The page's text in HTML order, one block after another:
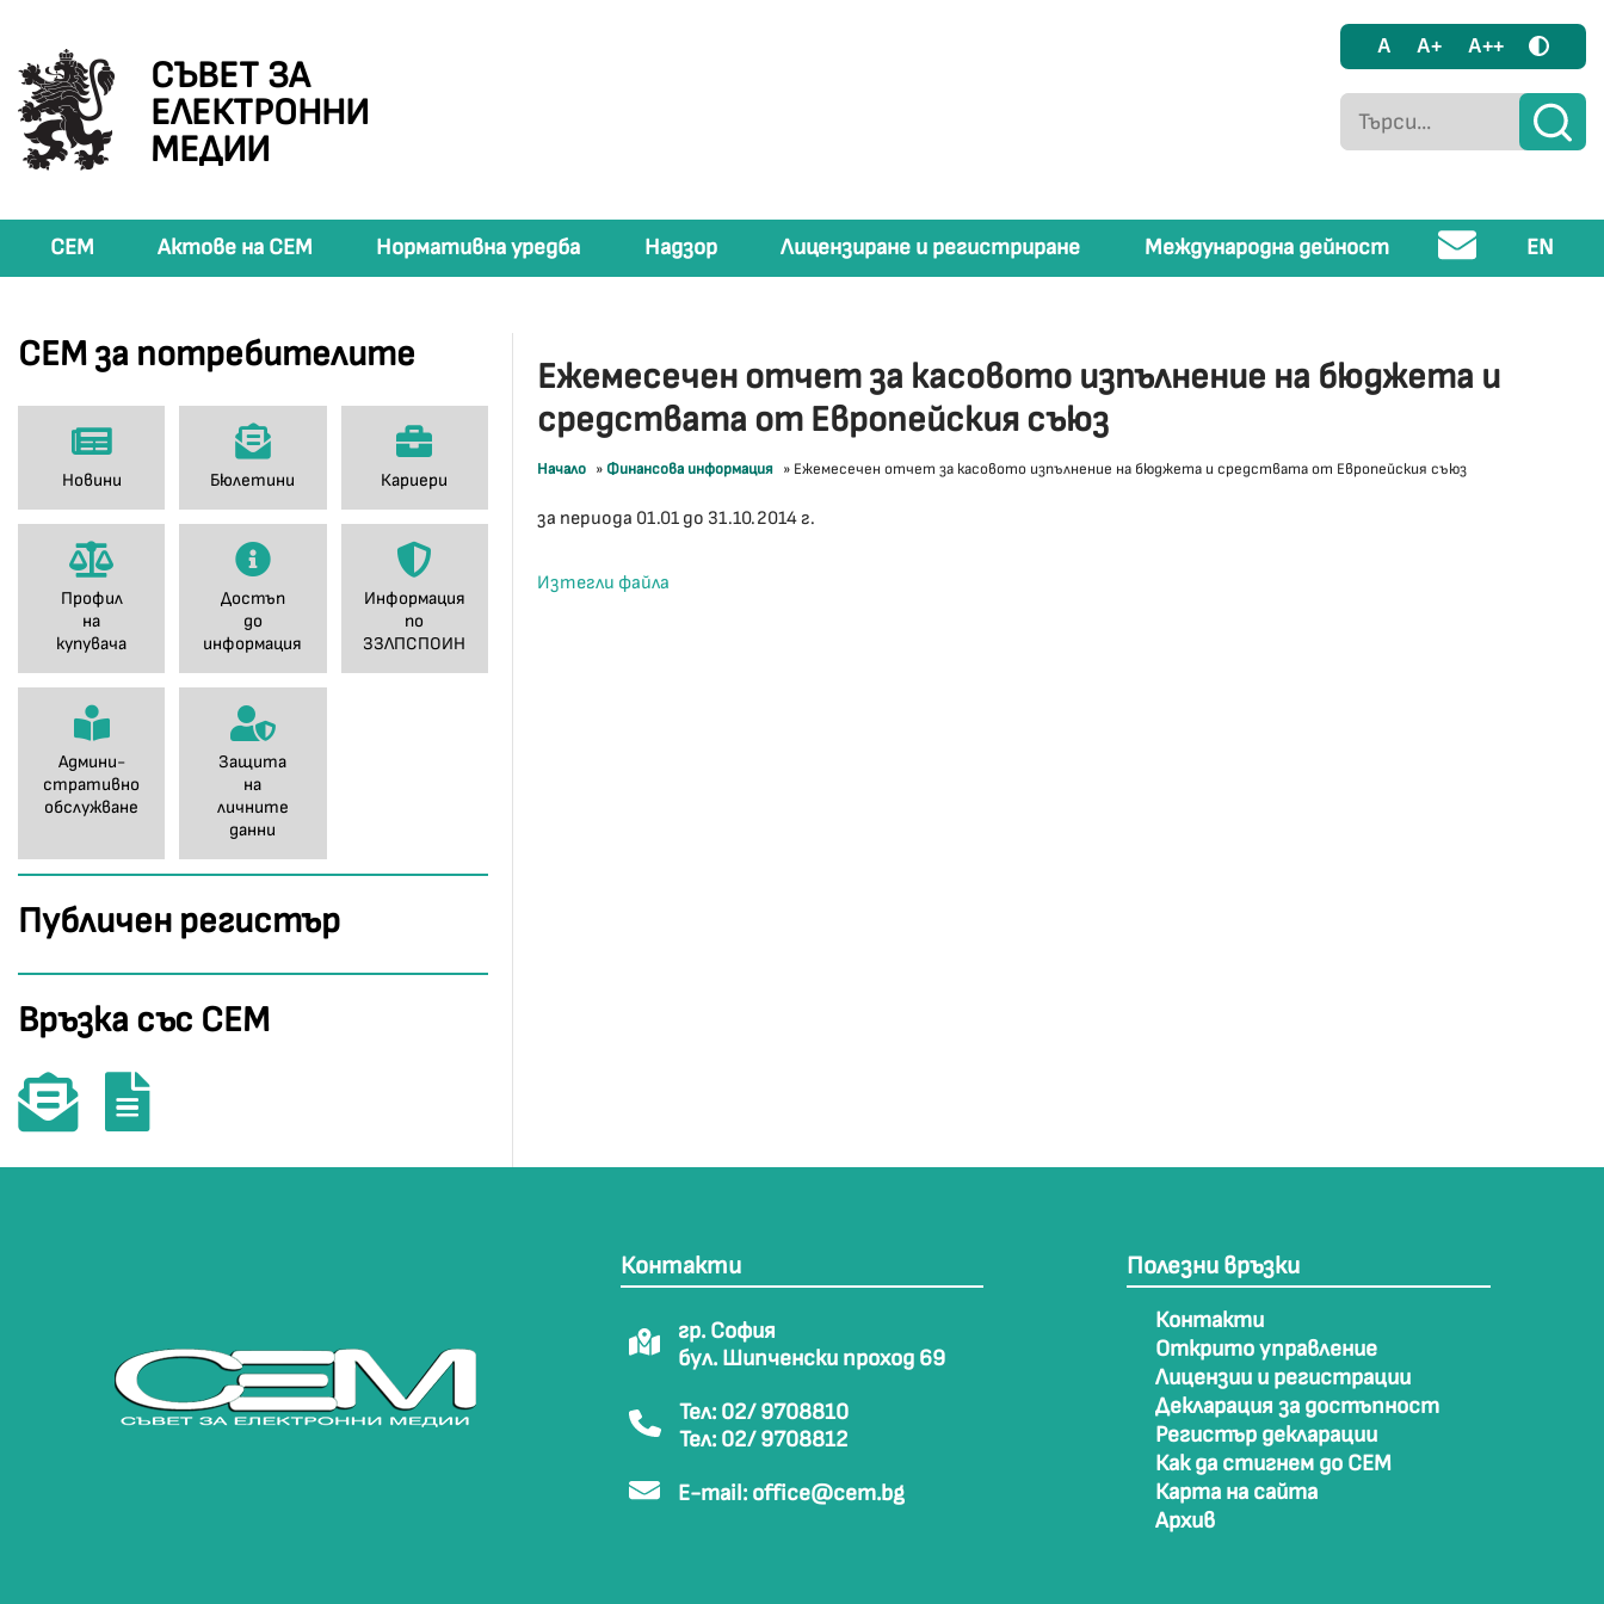
СЪВЕТ ЗА
ЕЛЕКТРОННИ
МЕДИИ
A A+ A++
СЕМ Актове на СЕМ Нормативна уредба Надзор Лицензиране и регистриране Международна дейност EN
СЕМ за потребителите
Новини Бюлетини Кариери
Профил
на
купувача
Достъп
до
информация
Информация
по
ЗЗЛПСПОИН
Админи-
стративно
обслужване
Защита
на
личните
данни
Публичен регистър
Връзка със СЕМ
Ежемесечен отчет за касовото изпълнение на бюджета и
средствата от Европейския съюз
Начало » Финансова информация » Ежемесечен отчет за касовото изпълнение на бюджета и средствата от Европейския съюз
за периода 01.01 до 31.10.2014 г.
Изтегли файла
Контакти
гр. София
бул. Шипченски проход 69
Тел: 02/ 9708810
Тел: 02/ 9708812
E-mail: office@cem.bg
Полезни връзки
Контакти
Открито управление
Лицензии и регистрации
Декларация за достъпност
Регистър декларации
Как да стигнем до СЕМ
Карта на сайта
Архив